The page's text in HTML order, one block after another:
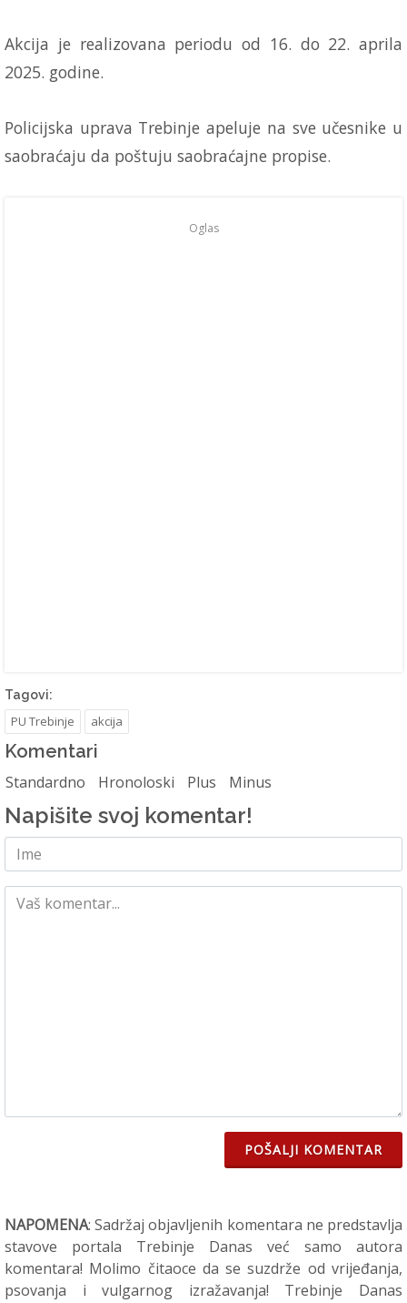
Akcija je realizovana periodu od 16. do 22. aprila
2025. godine.
Policijska uprava Trebinje apeluje na sve učesnike u
saobraćaju da poštuju saobraćajne propise.
Oglas
Tagovi:
PU Trebinje akcija
Komentari
Standardno Hronoloski Plus Minus
Napišite svoj komentar!
POŠALJI KOMENTAR
NAPOMENA: Sadržaj objavljenih komentara ne predstavlja
stavove portala Trebinje Danas već samo autora
komentara! Molimo čitaoce da se suzdrže od vrijeđanja,
psovanja i vulgarnog izražavanja! Trebinje Danas